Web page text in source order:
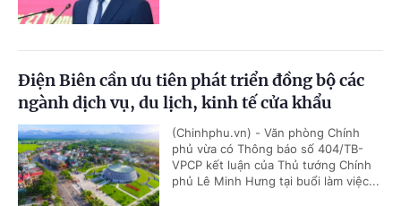
Điện Biên cần ưu tiên phát triển đồng bộ các
ngành dịch vụ, du lịch, kinh tế cửa khẩu
(Chinhphu.vn) - Văn phòng Chính
phủ vừa có Thông báo số 404/TB-
VPCP kết luận của Thủ tướng Chính
phủ Lê Minh Hưng tại buổi làm việc...